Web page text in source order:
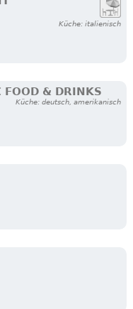
Küche: italienisch
FOOD & DRINKS
Küche: deutsch, amerikanisch